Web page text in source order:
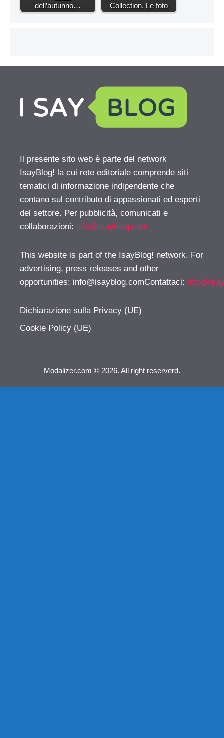
dell’autunno…
Collection. Le foto
Il presente sito web è parte del network
IsayBlog! la cui rete editoriale comprende siti
tematici di informazione indipendente che
contano sul contributo di appassionati ed esperti
del settore. Per pubblicità, comunicati e
collaborazioni: info@isayblog.com
This website is part of the IsayBlog! network. For
advertising, press releases and other
opportunities: info@isayblog.comContattaci:
Dichiarazione sulla Privacy (UE)
Cookie Policy (UE)
Modalizer.com © 2026. All right reserverd.